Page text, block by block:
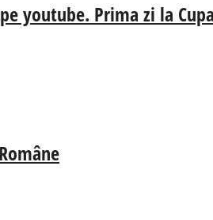
youtube. Prima zi la